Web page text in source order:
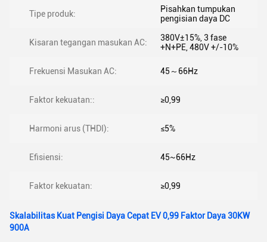
Tipe produk:
Pisahkan tumpukan
pengisian daya DC
Kisaran tegangan masukan AC:
380V±15%, 3 fase
+N+PE, 480V +/-10%
Frekuensi Masukan AC: 45～66Hz
Faktor kekuatan:: ≥0,99
Harmoni arus (THDI): ≤5%
Efisiensi: 45~66Hz
Faktor kekuatan: ≥0,99
Skalabilitas Kuat Pengisi Daya Cepat EV 0,99 Faktor Daya 30KW
900A